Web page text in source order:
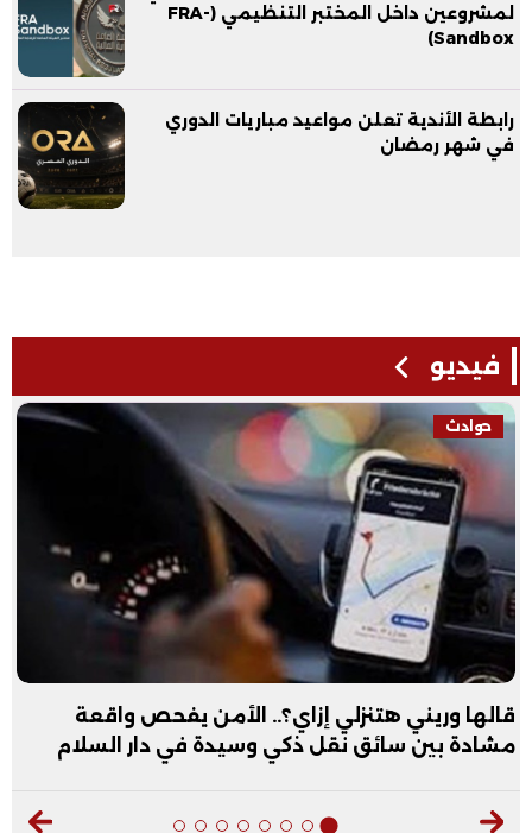
لمشروعين داخل المختبر التنظيمي (FRA-
Sandbox)
رابطة الأندية تعلن مواعيد مباريات الدوري
في شهر رمضان
فيديو
حوادث
قالها وريني هتنزلي إزاي؟.. الأمن يفحص واقعة
مشادة بين سائق نقل ذكي وسيدة في دار السلام